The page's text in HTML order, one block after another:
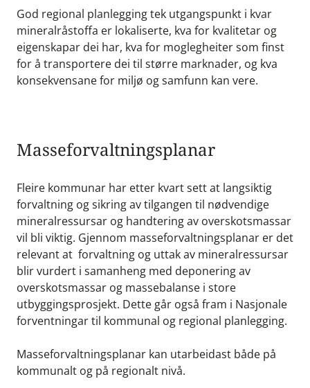
God regional planlegging tek utgangspunkt i kvar
mineralråstoffa er lokaliserte, kva for kvalitetar og
eigenskapar dei har, kva for moglegheiter som finst
for å transportere dei til større marknader, og kva
konsekvensane for miljø og samfunn kan vere.
Masseforvaltningsplanar
Fleire kommunar har etter kvart sett at langsiktig
forvaltning og sikring av tilgangen til nødvendige
mineralressursar og handtering av overskotsmassar
vil bli viktig. Gjennom masseforvaltningsplanar er det
relevant at forvaltning og uttak av mineralressursar
blir vurdert i samanheng med deponering av
overskotsmassar og massebalanse i store
utbyggingsprosjekt. Dette går også fram i Nasjonale
forventningar til kommunal og regional planlegging.
Masseforvaltningsplanar kan utarbeidast både på
kommunalt og på regionalt nivå.